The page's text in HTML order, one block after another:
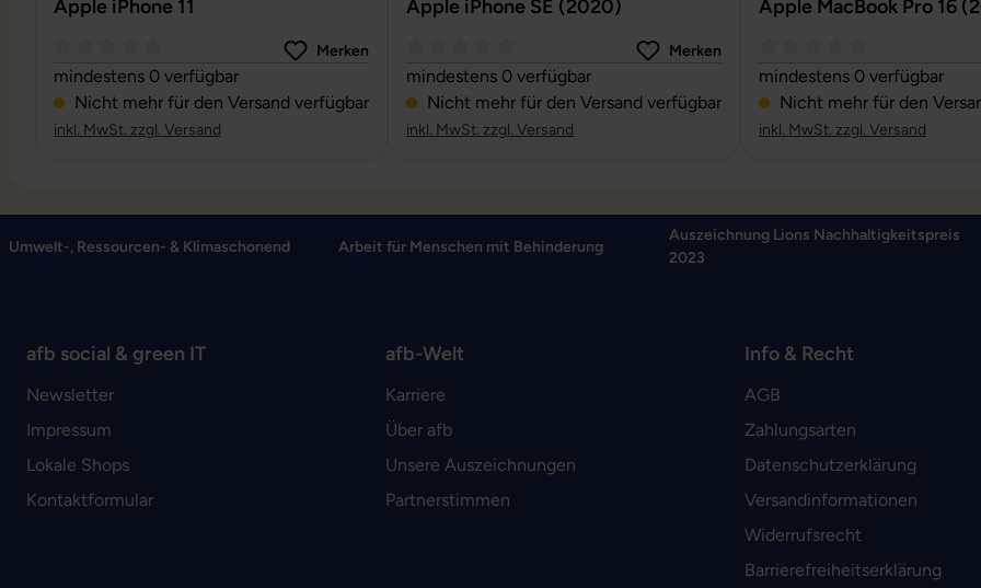
Apple iPhone 11
Durchschnittliche Bewertung von 0 von 5 Sternen
Merken
mindestens 0 verfügbar
Nicht mehr für den Versand verfügbar
inkl. MwSt. zzgl. Versand
Apple iPhone SE (2020)
Durchschnittliche Bewertung von 0 von 5 Sternen
Merken
mindestens 0 verfügbar
Nicht mehr für den Versand verfügbar
inkl. MwSt. zzgl. Versand
Apple MacBook Pro 16
Durchschnittliche
mindestens 0 verfügbar
Nicht mehr für den
inkl. MwSt. zzgl. Versand
Umwelt-, Ressourcen- & Klimaschonend Arbeit für Menschen mit Behinderung
Auszeichnung Lions Nachhaltigkeitspreis
2023
afb social & green IT
Newsletter
Impressum
Lokale Shops
Kontaktformular
afb-Welt
Karriere
Über afb
Unsere Auszeichnungen
Partnerstimmen
Info & Recht
AGB
Zahlungsarten
Datenschutzerklärung
Versandinformationen
Widerrufsrecht
Barrierefreiheitserklärung